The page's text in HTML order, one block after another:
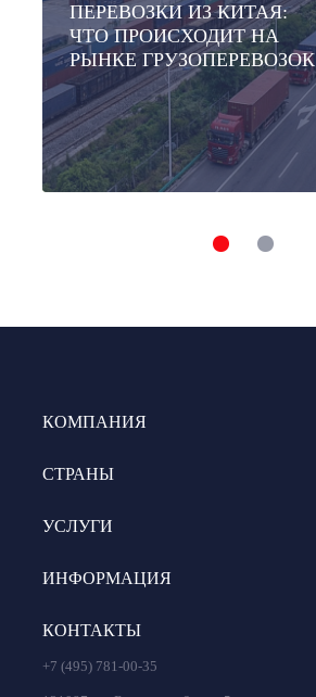
ПЕРЕВОЗКИ ИЗ КИТАЯ:
ЧТО ПРОИСХОДИТ НА
РЫНКЕ ГРУЗОПЕРЕВОЗОК
КОМПАНИЯ
СТРАНЫ
УСЛУГИ
ИНФОРМАЦИЯ
КОНТАКТЫ
+7 (495) 781-00-35